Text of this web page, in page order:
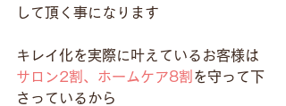
して頂く事になります
キレイ化を実際に叶えているお客様は
サロン2割、ホームケア8割 を守って下
さっているから